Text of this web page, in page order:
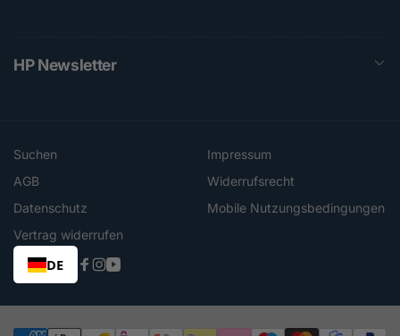
HP Newsletter
Suchen
Impressum
AGB
Widerrufsrecht
Datenschutz
Mobile Nutzungsbedingungen
Vertrag widerrufen
DE
Facebook
Instagram
YouTube